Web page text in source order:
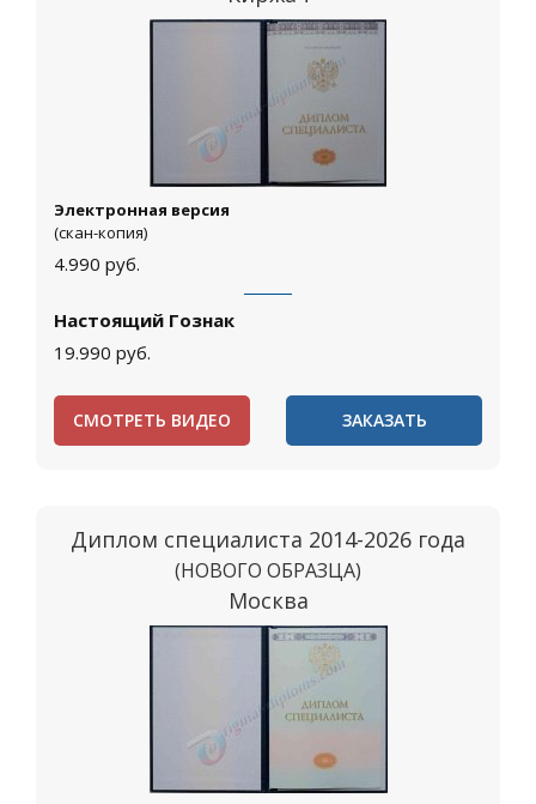
Электронная версия
(скан-копия)
4.990 руб.
Настоящий Гознак
19.990 руб.
СМОТРЕТЬ ВИДЕО ЗАКАЗАТЬ
Диплом специалиста 2014-2026 года
(НОВОГО ОБРАЗЦА)
Москва